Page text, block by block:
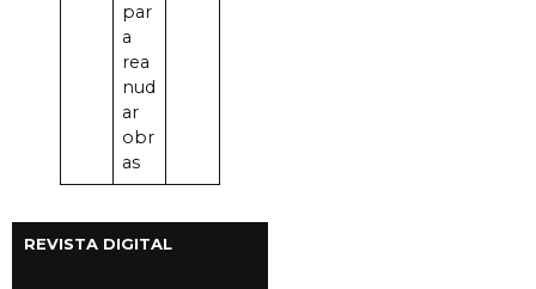
par
a
rea
nud
ar
obr
as
REVISTA DIGITAL